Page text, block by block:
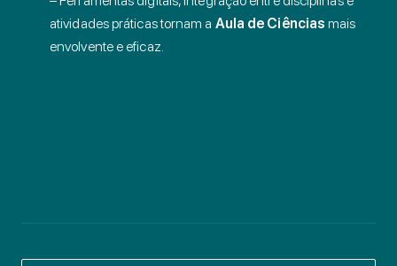
atividades práticas tornam a Aula de Ciências mais
envolvente e eficaz.